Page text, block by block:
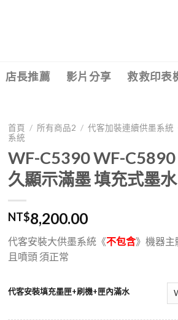
店長推薦 影片分享 救救印表
首頁 / 所有商品2 / 代客加裝連續供墨系統
系統
WF-C5390 WF-
久顯示滿墨 填充式墨
NT$8,200.00
代客安裝大供墨系統《不包含》機器主
且噴頭 須正常
代客安裝填充墨匣+刷機+匣內滿水